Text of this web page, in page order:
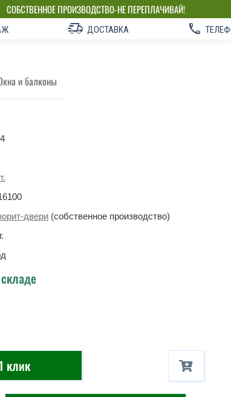
СОБСТВЕННОЕ ПРОИЗВОДСТВО-НЕ ПЕРЕПЛАЧИВАЙ!
ДОСТАВКА
и балконы
двери (собственное производство)
.
клик